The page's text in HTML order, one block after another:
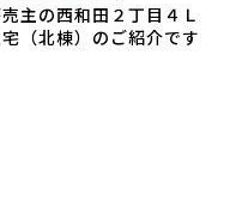
主の西和田２丁目４Ｌ
（北棟）のご紹介です